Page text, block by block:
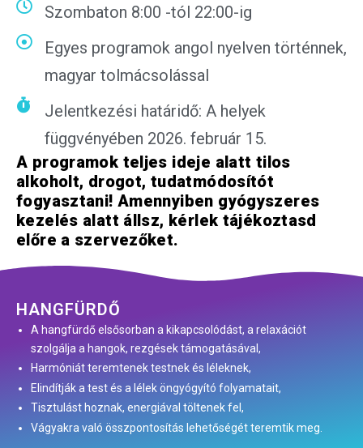
Szombaton 8:00 -tól 22:00-ig
Egyes programok angol nyelven történnek,
magyar tolmácsolással
Jelentkezési határidő: A helyek
függvényében 2026. február 15.
A programok teljes ideje alatt tilos
alkoholt, drogot, tudatmódosítót
fogyasztani! Amennyiben gyógyszeres
kezelés alatt állsz, kérlek tájékoztasd
előre a szervezőket.
HANGFÜRDŐ
A hangfürdő elsősorban a kikapcsolódást, a relaxációt
szolgálja a hangok, rezgések támogatásával,
Harmóniát teremtenek testnek és léleknek,
Elindítják a test és a lélek öngyógyító folyamatait,
Tisztulást hoznak, energiával töltenek fel,
Vágyakra való összpontosítás lehetőségét teremtik meg.